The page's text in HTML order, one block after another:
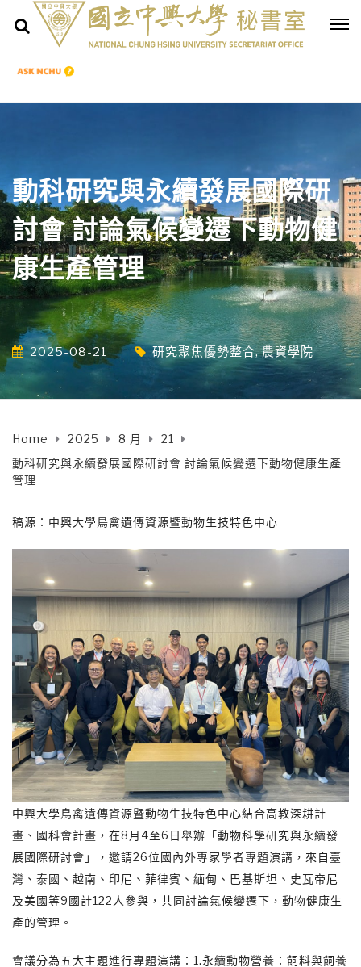
動科研究與永續發展國際研
討會 討論氣候變遷下動物健
康生產管理
2025-08-21 研究聚焦優勢整合,農資學院
Home 2025 8 月
21
動科研究與永續發展國際研討會 討論氣候變遷下動物健康生產
管理
稿源：中興大學鳥禽遺傳資源暨動物生技特色中心
中興大學鳥禽遺傳資源暨動物生技特色中心結合高教深耕計
畫、國科會計畫，在8月4至6日舉辦「動物科學研究與永續發
展國際研討會」，邀請26位國內外專家學者專題演講，來自臺
灣、泰國、越南、印尼、菲律賓、緬甸、巴基斯坦、史瓦帝尼
及美國等9國計122人參與，共同討論氣候變遷下，動物健康生
產的管理。
會議分為五大主題進行專題演講：1.永續動物營養：飼料與飼養